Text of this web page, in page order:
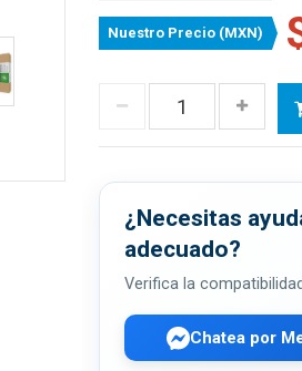
Nuestro Precio (MXN)
¿Necesitas
adecuado?
Verifica la
Chatea por